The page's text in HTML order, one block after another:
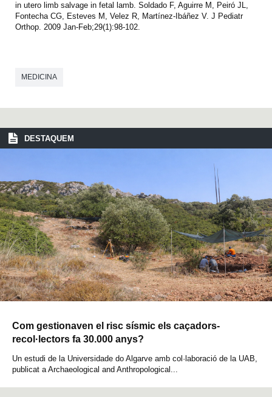
in utero limb salvage in fetal lamb. Soldado F, Aguirre M, Peiró JL,
Fontecha CG, Esteves M, Velez R, Martínez-Ibáñez V. J Pediatr
Orthop. 2009 Jan-Feb;29(1):98-102.
MEDICINA
DESTAQUEM
Com gestionaven el risc sísmic els caçadors-
recol·lectors fa 30.000 anys?
Un estudi de la Universidade do Algarve amb col·laboració de la UAB,
publicat a Archaeological and Anthropological...